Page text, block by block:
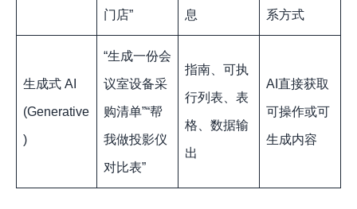
门店” 息 系方式
生成式 AI
(Generative
)
“生成一份会
议室设备采
购清单”“帮
我做投影仪
对比表”
指南、可执
行列表、表
格、数据输
出
AI直接获取
可操作或可
生成内容